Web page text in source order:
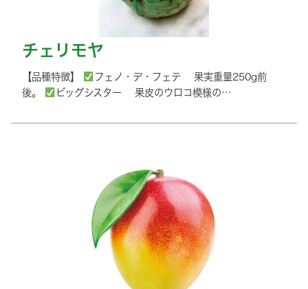
チェリモヤ
【品種特徴】
フェノ・デ・フェテ 果実重量250g前
後。
ビッグシスター 果皮のウロコ模様の…